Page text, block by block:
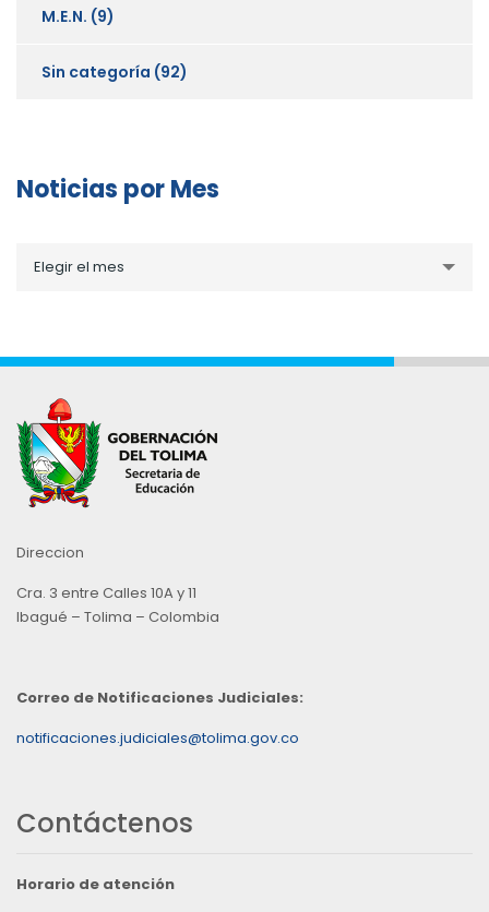
M.E.N. (9)
Sin categoría (92)
Noticias por Mes
porElegir el mes
Direccion
Cra. 3 entre Calles 10A y 11
Ibagué – Tolima – Colombia
Correo de Notificaciones Judiciales:
notificaciones.judiciales@tolima.gov.co
Contáctenos
Horario de atención